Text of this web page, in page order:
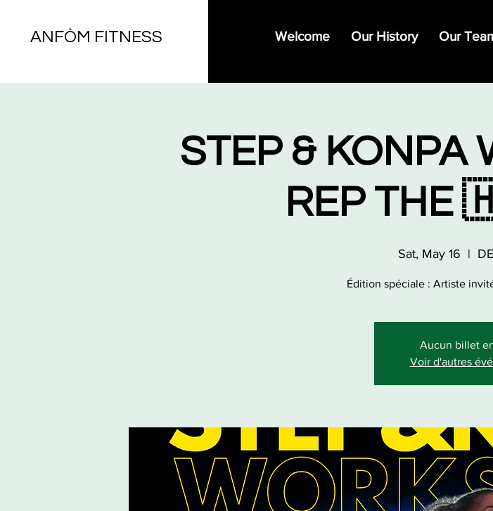
ANFÒM FITNESS Welcome Our History Our
STEP & KONPA
REP THE
Sat, May 16
  |
Édition spéciale : Artiste
Aucun billet
Voir d'autres